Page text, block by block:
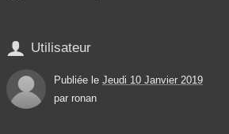
 Utilisateur
Publiée le Jeudi 10 Janvier 2019
par ronan